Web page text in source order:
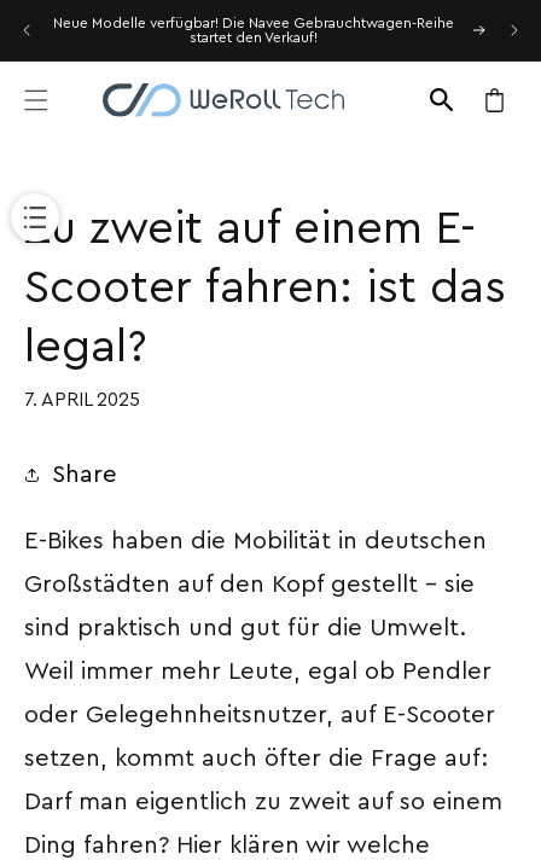
zumNeue Modelle verfügbar! Die Navee Gebrauchtwagen-Reihe
startet den Verkauf!
Zu zweit auf einem E-
Scooter fahren: ist das
legal?
7. APRIL 2025
Share
E-Bikes haben die Mobilität in deutschen
Großstädten auf den Kopf gestellt – sie
sind praktisch und gut für die Umwelt.
Weil immer mehr Leute, egal ob Pendler
oder Gelegehnheitsnutzer, auf E-Scooter
setzen, kommt auch öfter die Frage auf:
Darf man eigentlich zu zweit auf so einem
Ding fahren? Hier klären wir welche